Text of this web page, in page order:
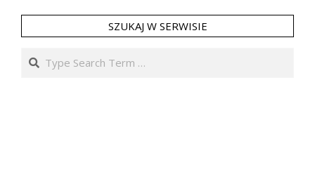
SZUKAJ W SERWISIE
Search